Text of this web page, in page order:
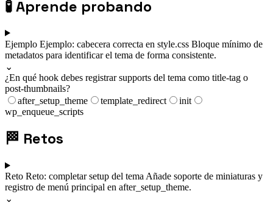
🧪Aprende probando
Ejemplo Ejemplo: cabecera correcta en style.css Bloque mínimo de
metadatos para identificar el tema de forma consistente.
⌄
¿En qué hook debes registrar supports del tema como title-tag o
post-thumbnails?
after_setup_theme
template_redirect
init
wp_enqueue_scripts
🏁 Retos
Reto Reto: completar setup del tema Añade soporte de miniaturas y
registro de menú principal en after_setup_theme.
⌄